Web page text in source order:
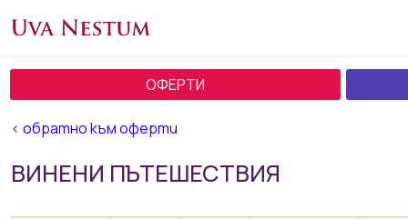
ОФЕРТИ
< обратно към оферти
ВИНЕНИ ПЪТЕШЕСТВИЯ